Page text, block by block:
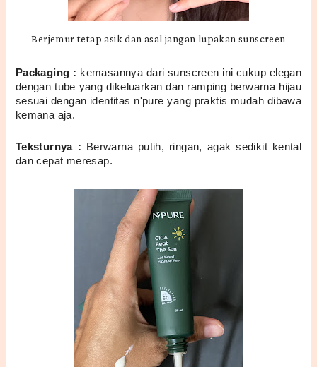
Berjemur tetap asik dan asal jangan lupakan sunscreen
Packaging : kemasannya dari sunscreen ini cukup elegan
dengan tube yang dikeluarkan dan ramping berwarna hijau
sesuai dengan identitas n'pure yang praktis mudah dibawa
kemana aja.
Teksturnya : Berwarna putih, ringan, agak sedikit kental
dan cepat meresap.